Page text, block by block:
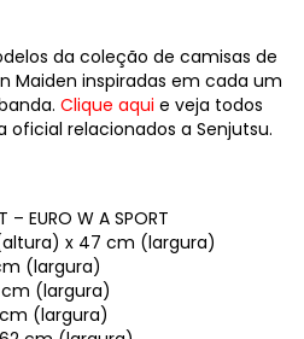
da coleção de camisas de
Maiden inspiradas em cada um
Clique aqui e veja todos
oficial relacionados a Senjutsu.
EURO W A SPORT
x 47 cm (largura)
(largura)
(largura)
(largura)